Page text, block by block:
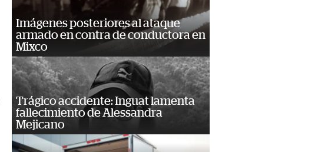
Imágenes posteriores al ataque
armado en contra de conductora en
Mixco
Trágico accidente: Inguat lamenta
fallecimiento de Alessandra
Mejicano